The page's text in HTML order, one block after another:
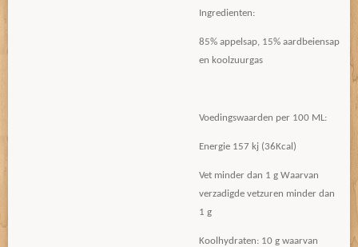
Ingredienten:
85% appelsap, 15% aardbeiensap
en koolzuurgas
Voedingswaarden per 100 ML:
Energie 157 kj (36Kcal)
Vet minder dan 1 g Waarvan
verzadigde vetzuren minder dan
1 g
Koolhydraten: 10 g waarvan